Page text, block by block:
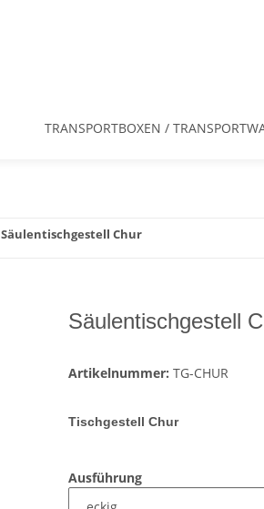
TRANSPORTBOXEN /
Säulentischgestell Chur
Säulentischgestell
Artikelnummer: TG-CHUR
Tischgestell Chur
Ausführung